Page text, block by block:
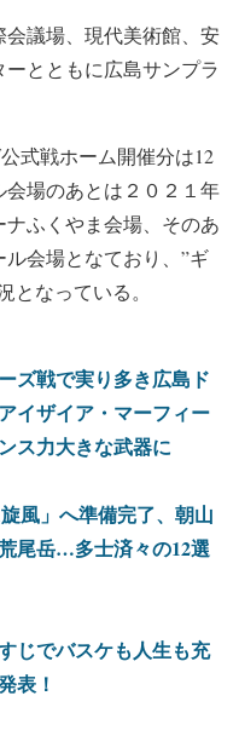
議場、現代美術館、安
とともに広島サンプラ
式戦ホーム開催分は12
会場のあとは２０２１年
ふくやま会場、そのあ
会場となており、”ギ
となっている。
ズ戦で実り多き広島ド
イザイア・マーフィー
ス力大きな武器に
風」へ準備完了、朝山
尾岳…多士済々の12選
じでバスケも人生も充
表！